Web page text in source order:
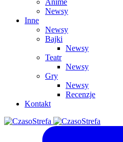
Anime
Newsy
Inne
Newsy
Bajki
Newsy
Teatr
Newsy
Gry
Newsy
Recenzje
Kontakt